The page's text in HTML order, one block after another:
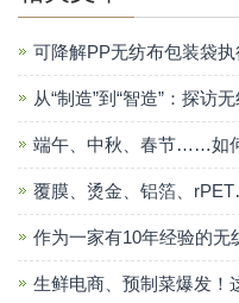
可降解PP无纺布包装袋
从“制造”到“智造”：探访
端午、中秋、春节……如
覆膜、烫金、铝箔、
作为一家有10年经验的无
生鲜电商、预制菜爆发！